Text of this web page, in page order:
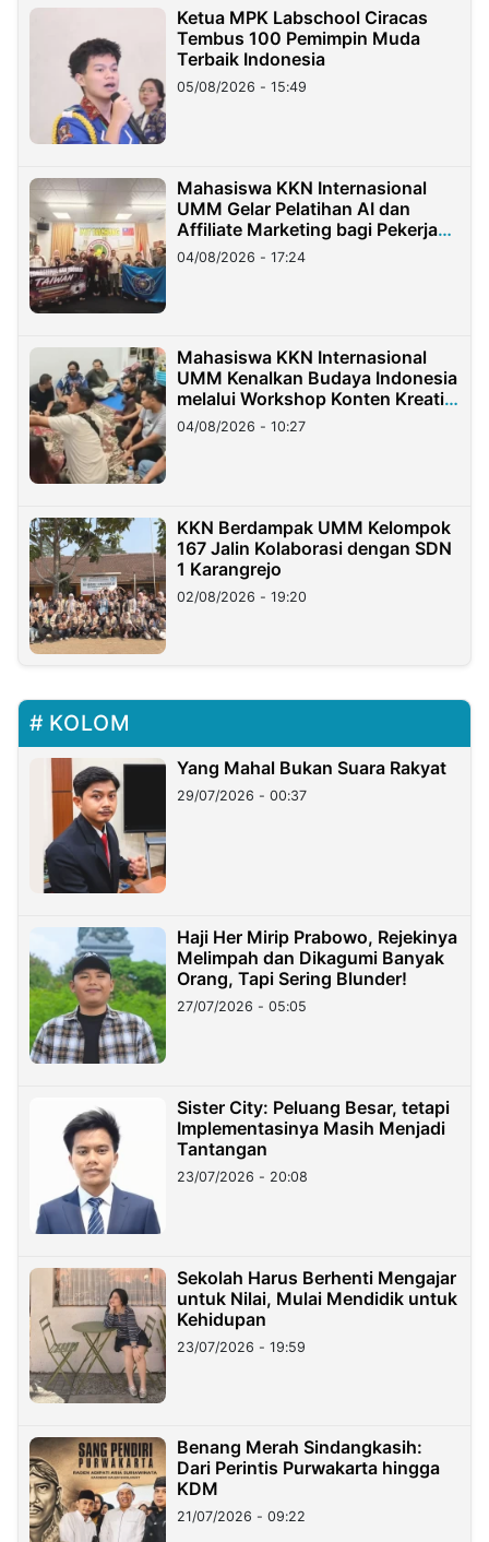
Ketua MPK Labschool Ciracas
Tembus 100 Pemimpin Muda
Terbaik Indonesia
05/08/2026 - 15:49
Mahasiswa KKN Internasional
UMM Gelar Pelatihan AI dan
Affiliate Marketing bagi Pekerja
Migran Indonesia di Taiwan
04/08/2026 - 17:24
Mahasiswa KKN Internasional
UMM Kenalkan Budaya Indonesia
melalui Workshop Konten Kreatif
di Taiwan
04/08/2026 - 10:27
KKN Berdampak UMM Kelompok
167 Jalin Kolaborasi dengan SDN
1 Karangrejo
02/08/2026 - 19:20
KOLOM
Yang Mahal Bukan Suara Rakyat
29/07/2026 - 00:37
Haji Her Mirip Prabowo, Rejekinya
Melimpah dan Dikagumi Banyak
Orang, Tapi Sering Blunder!
27/07/2026 - 05:05
Sister City: Peluang Besar, tetapi
Implementasinya Masih Menjadi
Tantangan
23/07/2026 - 20:08
Sekolah Harus Berhenti Mengajar
untuk Nilai, Mulai Mendidik untuk
Kehidupan
23/07/2026 - 19:59
Benang Merah Sindangkasih:
Dari Perintis Purwakarta hingga
KDM
21/07/2026 - 09:22